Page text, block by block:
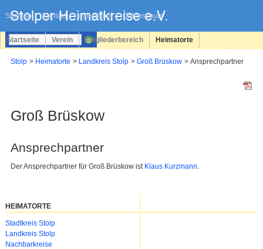
Sitemap Kontakt Impressum Datenschutz
überspringen
Startseite Verein Mitgliederbereich Heimatorte
Stolp Heimatorte Landkreis Stolp Groß Brüskow Ansprechpartner
Groß Brüskow
Ansprechpartner
Der Ansprechpartner für Groß Brüskow ist Klaus Kurzmann.
HEIMATORTE
Navigation
überspringen
Stadtkreis Stolp
Landkreis Stolp
Nachbarkreise